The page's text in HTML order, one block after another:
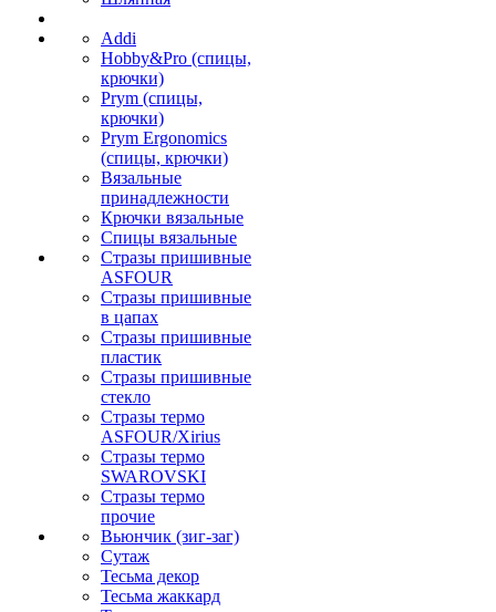
Addi
Hobby&Pro (спицы,
крючки)
Prym (спицы,
крючки)
Prym Ergonomics
(спицы, крючки)
Вязальные
принадлежности
Крючки вязальные
Спицы вязальные
Стразы пришивные
ASFOUR
Стразы пришивные
в цапах
Стразы пришивные
пластик
Стразы пришивные
стекло
Стразы термо
ASFOUR/Xirius
Стразы термо
SWAROVSKI
Стразы термо
прочие
Вьюнчик (зиг-заг)
Сутаж
Тесьма декор
Тесьма жаккард